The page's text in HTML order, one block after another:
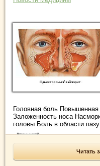
Головная боль
Заложенность носа
головы Боль в области
Читать